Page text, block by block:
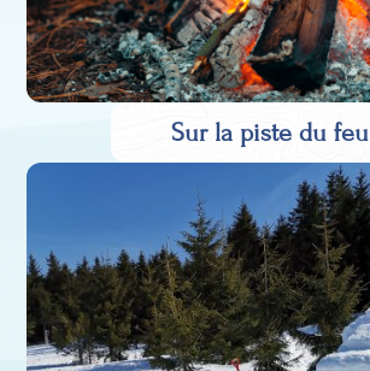
Sur la piste du feu